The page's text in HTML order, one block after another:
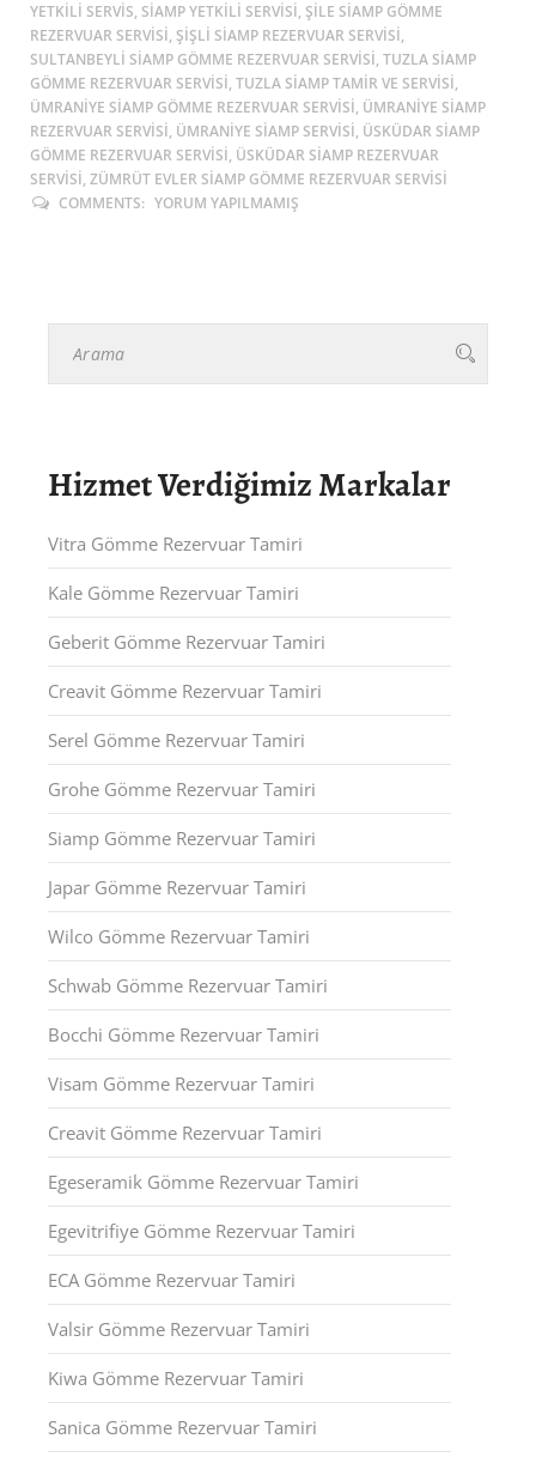
YETKILI SERVIS, SIAMP YETKILI SERVISI, ŞİLE SIAMP GÖMME
REZERVUAR SERVISI, ŞIŞLI SIAMP REZERVUAR SERVISI,
SULTANBEYLİ SIAMP GÖMME REZERVUAR SERVISI, TUZLA SIAMP
GÖMME REZERVUAR SERVISI, TUZLA SIAMP TAMIR VE SERVISI,
ÜMRANIYE SIAMP GÖMME REZERVUAR SERVISI, ÜMRANIYE SIAMP
REZERVUAR SERVISI, ÜMRANIYE SIAMP SERVISI, ÜSKÜDAR SIAMP
GÖMME REZERVUAR SERVISI, ÜSKÜDAR SIAMP REZERVUAR
SERVISI, ZÜMRÜT EVLER SIAMP GÖMME REZERVUAR SERVISI
COMMENTS: YORUM YAPILMAMIŞ
Hizmet Verdiğimiz Markalar
Vitra Gömme Rezervuar Tamiri
Kale Gömme Rezervuar Tamiri
Geberit Gömme Rezervuar Tamiri
Creavit Gömme Rezervuar Tamiri
Serel Gömme Rezervuar Tamiri
Grohe Gömme Rezervuar Tamiri
Siamp Gömme Rezervuar Tamiri
Japar Gömme Rezervuar Tamiri
Wilco Gömme Rezervuar Tamiri
Schwab Gömme Rezervuar Tamiri
Bocchi Gömme Rezervuar Tamiri
Visam Gömme Rezervuar Tamiri
Creavit Gömme Rezervuar Tamiri
Egeseramik Gömme Rezervuar Tamiri
Egevitrifiye Gömme Rezervuar Tamiri
ECA Gömme Rezervuar Tamiri
Valsir Gömme Rezervuar Tamiri
Kiwa Gömme Rezervuar Tamiri
Sanica Gömme Rezervuar Tamiri